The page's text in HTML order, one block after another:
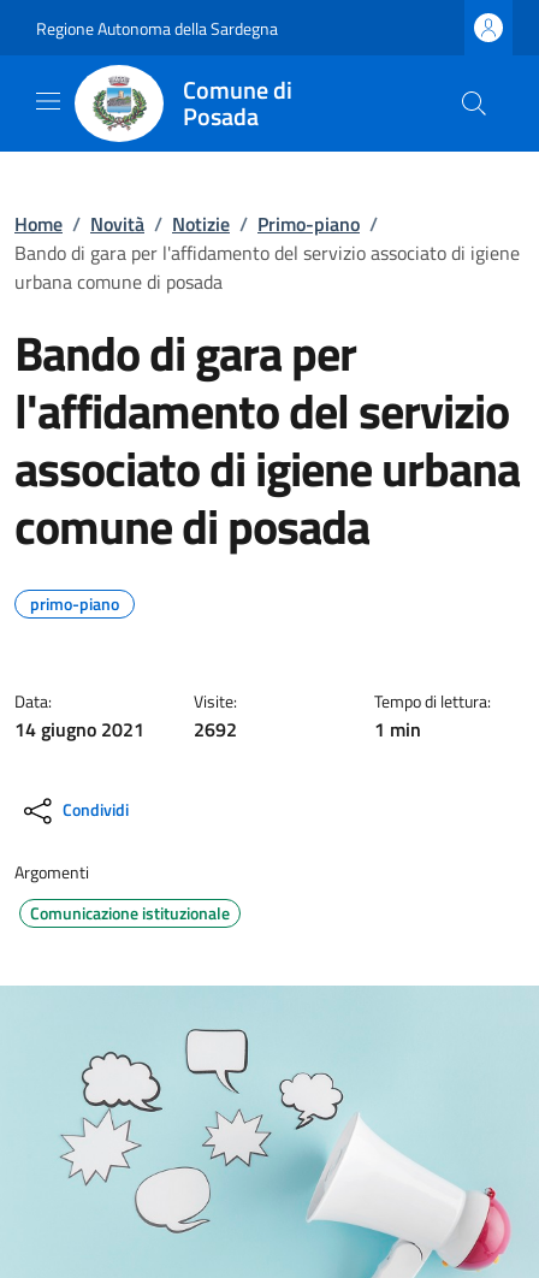
Regione Autonoma della Sardegna
Comune di
Posada
Home / Novità / Notizie / Primo-piano /
Bando di gara per l'affidamento del servizio associato di igiene
urbana comune di posada
Bando di gara per
l'affidamento del servizio
associato di igiene urbana
comune di posada
primo-piano
Data:
14 giugno 2021
Visite:
2692
Tempo di lettura:
1 min
Condividi
Argomenti
Comunicazione istituzionale